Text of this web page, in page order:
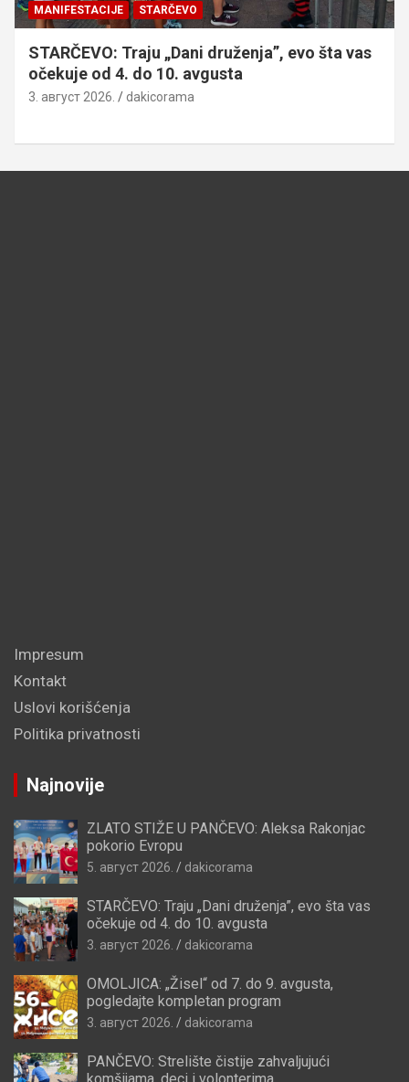
MANIFESTACIJE STARČEVO
STARČEVO: Traju „Dani druženja”, evo šta vas
očekuje od 4. do 10. avgusta
3. август 2026. dakicorama
Impresum
Kontakt
Uslovi korišćenja
Politika privatnosti
Najnovije
ZLATO STIŽE U PANČEVO: Aleksa Rakonjac
pokorio Evropu
5. август 2026. dakicorama
STARČEVO: Traju „Dani druženja”, evo šta vas
očekuje od 4. do 10. avgusta
3. август 2026. dakicorama
OMOLJICA: „Žisel“ od 7. do 9. avgusta,
pogledajte kompletan program
3. август 2026. dakicorama
PANČEVO: Strelište čistije zahvaljujući
komšijama, deci i volonterima